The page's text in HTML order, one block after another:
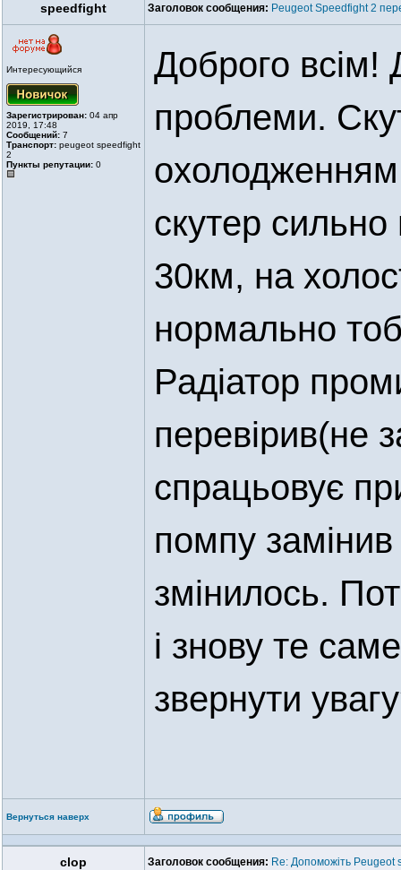
speedfight Заголовок сообщения: Peugeot Speedfight 2
Интересующийся
Зарегистрирован: 04 апр
2019, 17:48
Сообщений: 7
Транспорт: peugeot speedfight
2
Пункты репутации: 0
Доброго всім!
проблеми.
скутер сильно
30км, на
нормально
Радіатор
перевірив(не
спрацьовує
помпу замінив
змінилось.
і знову те
звернути
Вернуться наверх
clop Заголовок сообщения: Re: Допоможіть Peugeot